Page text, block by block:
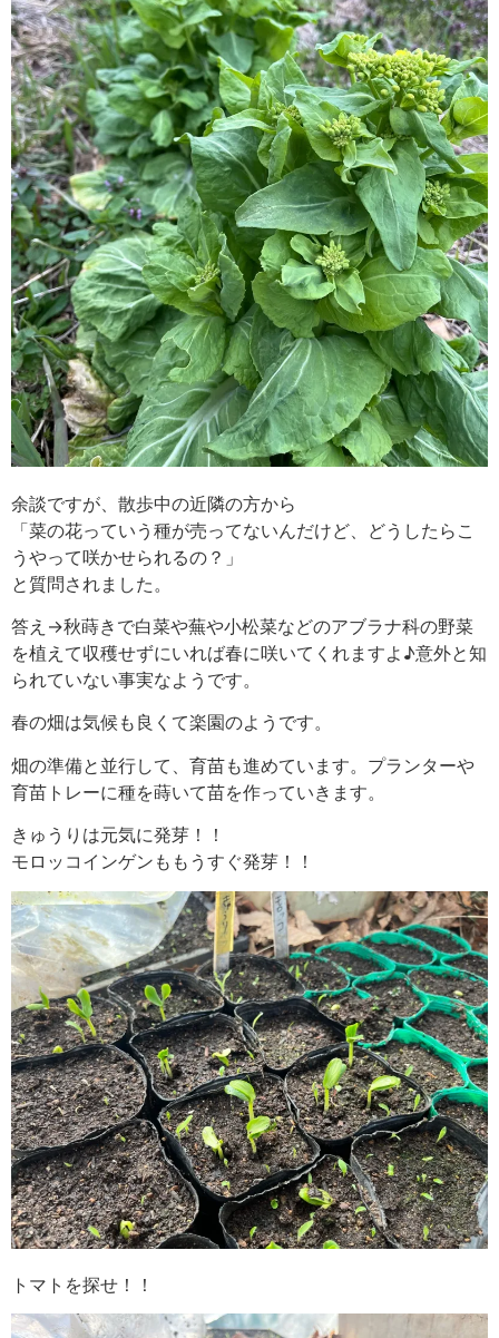
余談ですが、散歩中の近隣の方から
「菜の花っていう種が売ってないんだけど、どうしたらこ
うやって咲かせられるの？」
と質問されました。
答え→秋蒔きで白菜や蕪や小松菜などのアブラナ科の野菜
を植えて収穫せずにいれば春に咲いてくれますよ♪意外と知
られていない事実なようです。
春の畑は気候も良くて楽園のようです。
畑の準備と並行して、育苗も進めています。プランターや
育苗トレーに種を蒔いて苗を作っていきます。
きゅうりは元気に発芽！！
モロッコインゲンももうすぐ発芽！！
トマトを探せ！！